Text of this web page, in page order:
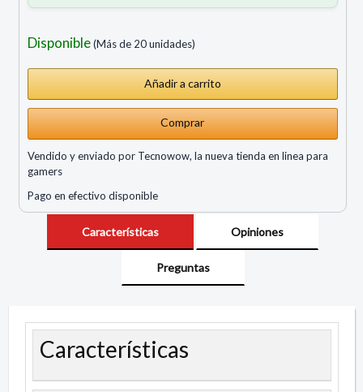
Disponible(Más de 20 unidades)
Comprar
Vendido y enviado por Tecnowow, la nueva tienda en linea para
gamers
Pago en efectivo disponible
Características Opiniones
Preguntas
Características